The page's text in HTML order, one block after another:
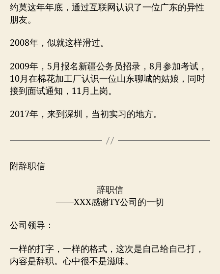
约莫这年年底，通过互联网认识了一位广东的异性
朋友。
2008年，似就这样滑过。
2009年，5月报名新疆公务员招录，8月参加考试，
10月在棉花加工厂认识一位山东聊城的姑娘，同时
接到面试通知，11月上岗。
2017年，来到深圳，当初实习的地方。
附辞职信
辞职信
——XXX感谢TY公司的一切
公司领导：
一样的打字，一样的格式，这次是自己给自己打，
内容是辞职。心中很不是滋味。